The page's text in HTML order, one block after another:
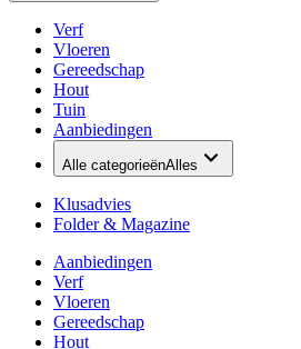
Verf
Vloeren
Gereedschap
Hout
Tuin
Aanbiedingen
Alle categorieënAlles
Klusadvies
Folder & Magazine
Aanbiedingen
Verf
Vloeren
Gereedschap
Hout